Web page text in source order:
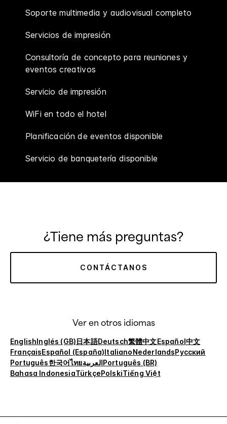
Soporte multimedia y audiovisual completo
Servicios de impresión
Consultoría de concepto para reuniones y
eventos creativos
Servicio de impresión
WiFi en todo el hotel
Planificación de eventos disponible
Servicio de banquetería disponible
¿Tiene más preguntas?
CONTÁCTANOS
Ver en otros idiomas
EnglishInglés (GB)日本語Deutsch繁體中文Español中文
FrançaisEspañol (España)ItalianoNederlandsРусский
Português한국어ไทยالعربيةPortuguês (BR)
Bahasa IndonesiaTürkçePolskiTiếng Việt